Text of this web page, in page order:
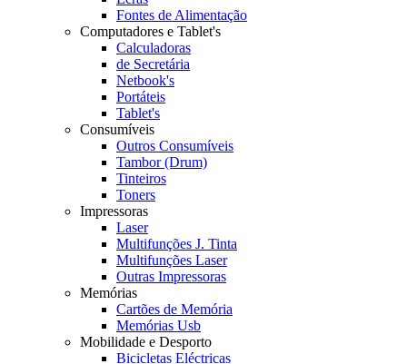
Fontes de Alimentação
Computadores e Tablet's
Calculadoras
de Secretária
Netbook's
Portáteis
Tablet's
Consumíveis
Outros Consumíveis
Tambor (Drum)
Tinteiros
Toners
Impressoras
Laser
Multifunções J. Tinta
Multifunções Laser
Outras Impressoras
Memórias
Cartões de Memória
Memórias Usb
Mobilidade e Desporto
Bicicletas Eléctricas